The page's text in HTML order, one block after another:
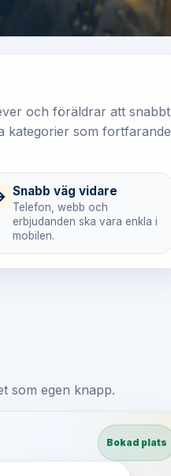
och föräldrar att snabbt
kategorier som fortfarande
Snabb väg vidare
Telefon, webb och
erbjudanden ska vara enkla i
mobilen.
som egen knapp.
Bokad plats